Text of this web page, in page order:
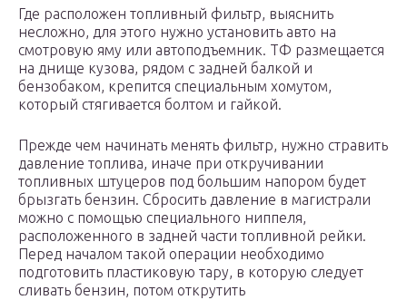
Где расположен топливный фильтр, выяснить
несложно, для этого нужно установить авто на
смотровую яму или автоподъемник. ТФ размещается
на днище кузова, рядом с задней балкой и
бензобаком, крепится специальным хомутом,
который стягивается болтом и гайкой.
Прежде чем начинать менять фильтр, нужно стравить
давление топлива, иначе при откручивании
топливных штуцеров под большим напором будет
брызгать бензин. Сбросить давление в магистрали
можно с помощью специального ниппеля,
расположенного в задней части топливной рейки.
Перед началом такой операции необходимо
подготовить пластиковую тару, в которую следует
сливать бензин, потом открутить